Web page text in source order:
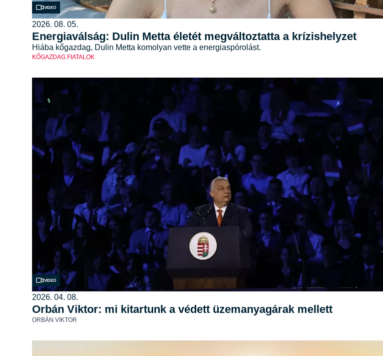
Videó
2026. 08. 05.
Energiaválság: Dulin Metta életét megváltoztatta a krízishelyzet
Hiába kőgazdag, Dulin Metta komolyan vette a energiaspórolást.
KŐGAZDAG FIATALOK
Videó
2026. 04. 08.
Orbán Viktor: mi kitartunk a védett üzemanyagárak mellett
ORBÁN VIKTOR